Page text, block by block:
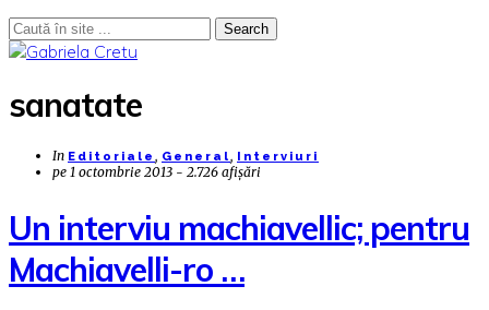
Search
sanatate
In Editoriale , General, Interviuri
pe 1 octombrie 2013 - 2.726 afișări
Un interviu machiavellic; pentru
Machiavelli-ro …